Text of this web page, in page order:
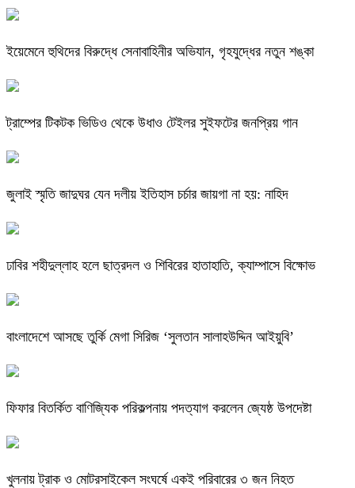
ইয়েমেনে হুথিদের বিরুদ্ধে সেনাবাহিনীর অভিযান, গৃহযুদ্ধের নতুন শঙ্কা
ট্রাম্পের টিকটক ভিডিও থেকে উধাও টেইলর সুইফটের জনপ্রিয় গান
জুলাই স্মৃতি জাদুঘর যেন দলীয় ইতিহাস চর্চার জায়গা না হয়: নাহিদ
ঢাবির শহীদুল্লাহ হলে ছাত্রদল ও শিবিরের হাতাহাতি, ক্যাম্পাসে বিক্ষোভ
বাংলাদেশে আসছে তুর্কি মেগা সিরিজ ‘সুলতান সালাহউদ্দিন আইয়ুবি’
ফিফার বিতর্কিত বাণিজ্যিক পরিকল্পনায় পদত্যাগ করলেন জ্যেষ্ঠ উপদেষ্টা
খুলনায় ট্রাক ও মোটরসাইকেল সংঘর্ষে একই পরিবারের ৩ জন নিহত